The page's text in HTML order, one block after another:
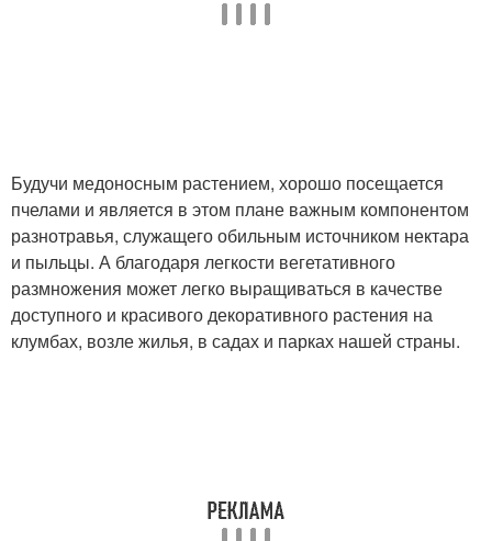
Будучи медоносным растением, хорошо посещается
пчелами и является в этом плане важным компонентом
разнотравья, служащего обильным источником нектара
и пыльцы. А благодаря легкости вегетативного
размножения может легко выращиваться в качестве
доступного и красивого декоративного растения на
клумбах, возле жилья, в садах и парках нашей страны.